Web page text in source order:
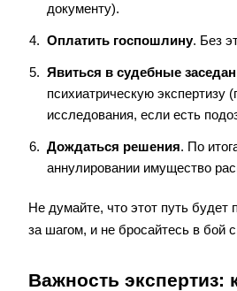
документу).
Оплатить госпошлину. Без
Явиться в судебные
психиатрическую экспертизу
исследования, если есть
Дождаться решения. По
аннулировании имущество
Не думайте, что этот путь
за шагом, и не бросайтесь в бой
Важность экспертиз: